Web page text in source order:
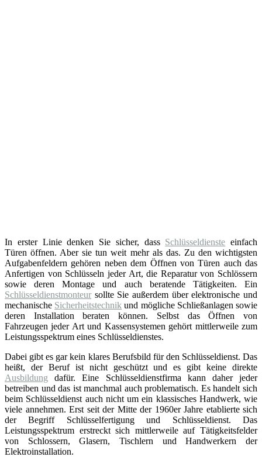
In erster Linie denken Sie sicher, dass Schlüsseldienste einfach
Türen öffnen. Aber sie tun weit mehr als das. Zu den wichtigsten
Aufgabenfeldern gehören neben dem Öffnen von Türen auch das
Anfertigen von Schlüsseln jeder Art, die Reparatur von Schlössern
sowie deren Montage und auch beratende Tätigkeiten. Ein
Schlüsseldienstmonteur sollte Sie außerdem über elektronische und
mechanische Sicherheitstechnik und mögliche Schließanlagen sowie
deren Installation beraten können. Selbst das Öffnen von
Fahrzeugen jeder Art und Kassensystemen gehört mittlerweile zum
Leistungsspektrum eines Schlüsseldienstes.
Dabei gibt es gar kein klares Berufsbild für den Schlüsseldienst. Das
heißt, der Beruf ist nicht geschützt und es gibt keine direkte
Ausbildung dafür. Eine Schlüsseldienstfirma kann daher jeder
betreiben und das ist manchmal auch problematisch. Es handelt sich
beim Schlüsseldienst auch nicht um ein klassisches Handwerk, wie
viele annehmen. Erst seit der Mitte der 1960er Jahre etablierte sich
der Begriff Schlüsselfertigung und Schlüsseldienst. Das
Leistungsspektrum erstreckt sich mittlerweile auf Tätigkeitsfelder
von Schlossern, Glasern, Tischlern und Handwerkern der
Elektroinstallation.